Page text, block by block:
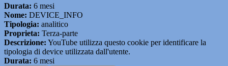
Durata: 6 mesi
Nome: DEVICE_INFO
Tipologia: analitico
Proprieta: Terza-parte
Descrizione: YouTube utilizza questo cookie per identificare la
tipologia di device utilizzata dall'utente.
Durata: 6 mesi